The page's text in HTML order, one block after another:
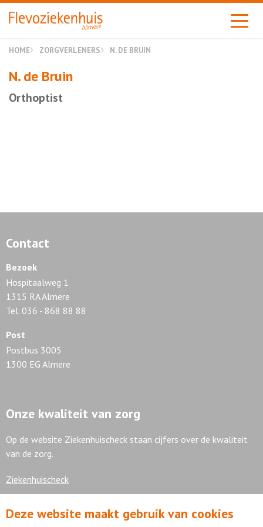
Almere
HOME ZORGVERLENERS N. DE BRUIN
N. de Bruin
Orthoptist
Contact
Bezoek
Hospitaalweg 1
1315 RA Almere
Tel. 036 - 868 88 88
Post
Postbus 3005
1300 EG Almere
Onze kwaliteit van zorg
Op de website Ziekenhuischeck staan cijfers over de kwaliteit
van de zorg.
Ziekenhuischeck
Deze website maakt gebruik van cookies